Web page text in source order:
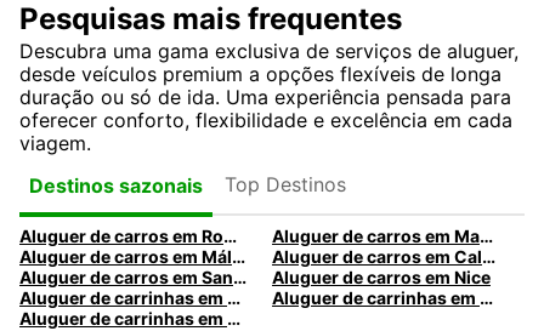
Pesquisas mais frequentes
Descubra uma gama exclusiva de serviços de aluguer,
desde veículos premium a opções flexíveis de longa
duração ou só de ida. Uma experiência pensada para
oferecer conforto, flexibilidade e excelência em cada
viagem.
Destinos sazonais
Top Destinos
Aluguer de carros em Roma
Aluguer de carros em Madrid
Aluguer de carros em Málaga
Aluguer de carros em Caldas da Rainha
Aluguer de carros em Santa Maria da Feira
Aluguer de carros em Nice
Aluguer de carrinhas em Nice
Aluguer de carrinhas em Santa Maria da Feira
Aluguer de carrinhas em Caldas da Rainha